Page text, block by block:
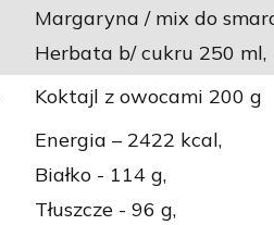
Margaryna / mix do
Herbata b/ cukru 250 ml,
Koktajl z owocami 200 g
Energia – 2422 kcal,
Białko - 114 g,
Tłuszcze - 96 g,